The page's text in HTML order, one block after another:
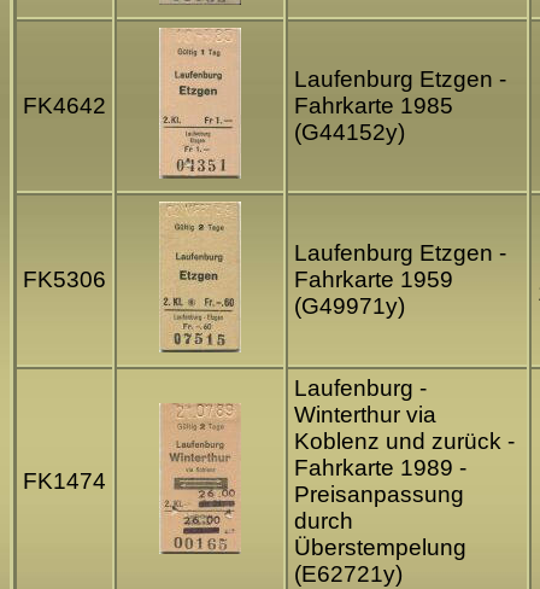
FK4642
Laufenburg Etzgen -
Fahrkarte 1985
(G44152y)
FK5306
Laufenburg Etzgen -
Fahrkarte 1959
(G49971y)
FK1474
Laufenburg -
Winterthur via
Koblenz und zurück -
Fahrkarte 1989 -
Preisanpassung
durch
Überstempelung
(E62721y)